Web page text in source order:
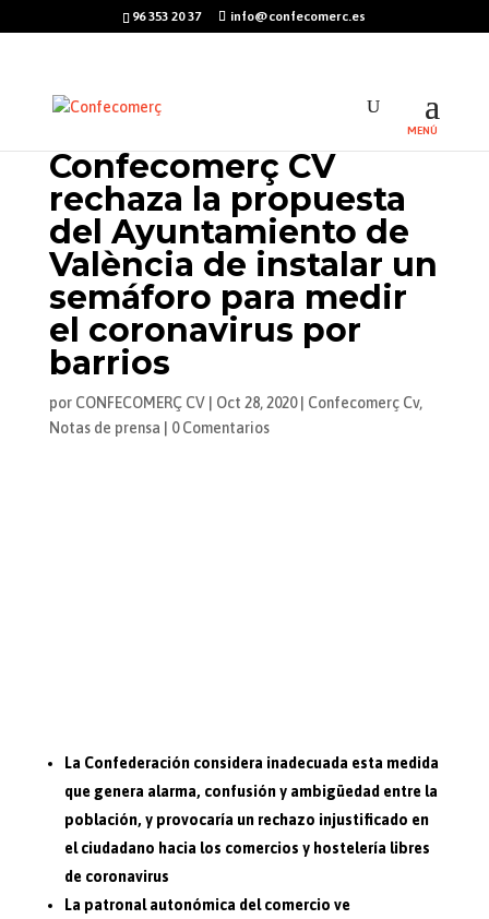
96 353 20 37 info@confecomerc.es
Confecomerç CV
rechaza la propuesta
del Ayuntamiento de
València de instalar un
semáforo para medir
el coronavirus por
barrios
por CONFECOMERÇ CV| Oct 28, 2020| Confecomerç Cv,
Notas de prensa
0 Comentarios
La Confederación considera inadecuada esta medida
que genera alarma, confusión y ambigüedad entre la
población, y provocaría un rechazo injustificado en
el ciudadano hacia los comercios y hostelería libres
de coronavirus
La patronal autonómica del comercio ve